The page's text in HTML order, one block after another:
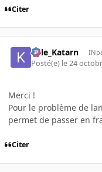
Citer
Kyle_Katarn
Posté(e) le 24
Merci !
Pour le problème de
permet de passer en
Citer